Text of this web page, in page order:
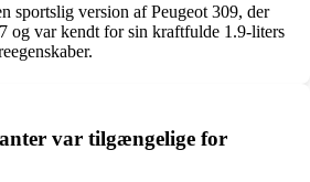
sportslig version af Peugeot 309, der
og var kendt for sin kraftfulde 1.9-liters
var tilgængelige for